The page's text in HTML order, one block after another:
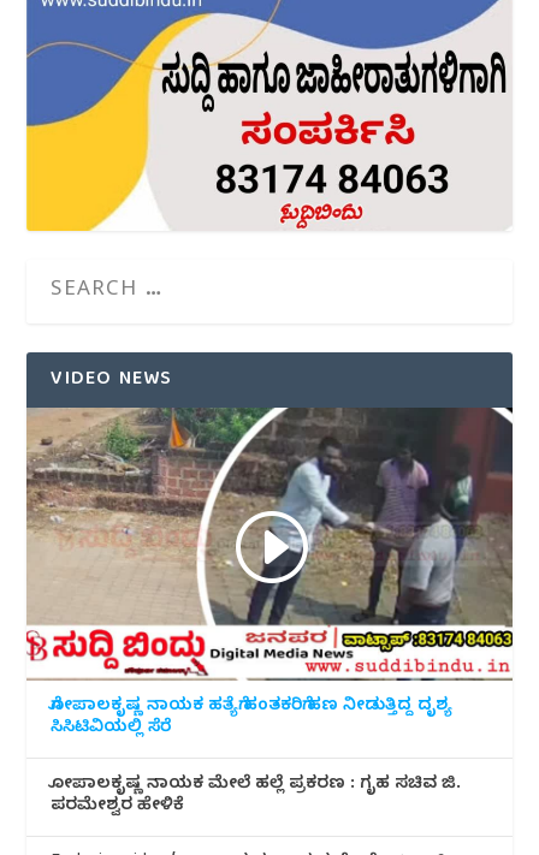
VIDEO NEWS
ಗೋಪಾಲಕೃಷ್ಣ ನಾಯಕ ಹತ್ಯೆಗೆ ಹಂತಕರಿಗೆ ಹಣ ನೀಡುತ್ತಿದ್ದ ದೃಶ್ಯ
ಸಿಸಿಟಿವಿಯಲ್ಲಿ ಸೆರೆ
ಗೋಪಾಲಕೃಷ್ಣ ನಾಯಕ ಮೇಲೆ ಹಲ್ಲೆ ಪ್ರಕರಣ : ಗೃಹ ಸಚಿವ ಜಿ.
ಪರಮೇಶ್ವರ ಹೇಳಿಕೆ